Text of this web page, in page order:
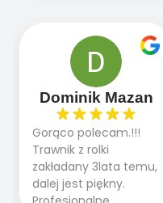
panowie wiedzą co
robią. Wszystko poszło
sprawnie i szybko.
Doradztwo w
pielęgnacji trawnika
teraz i na późniejszym
etapie jest dużym
plusem. Teraz razem
z dzieckiem i małym
pieskiem cieszymy się
Dominik Mazan
Gorąco polecam.!!!
Trawnik z rolki
zakładany 3lata temu,
dalej jest piękny.